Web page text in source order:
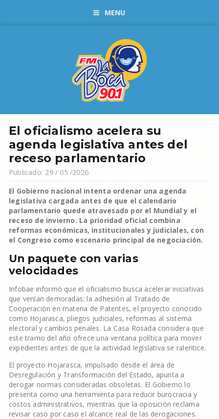
MENU
El oficialismo acelera su
agenda legislativa antes del
receso parlamentario
Publicado: 29 / 05 /2026
El Gobierno nacional intenta ordenar una agenda
legislativa cargada antes de que el calendario
parlamentario quede atravesado por el Mundial y el
receso de invierno. La prioridad oficial combina
reformas económicas, institucionales y judiciales, con
el Congreso como escenario principal de negociación.
Un paquete con varias
velocidades
Infobae informó que el oficialismo busca acelerar iniciativas
que venían demoradas: la adhesión al Tratado de
Cooperación en materia de Patentes, el proyecto conocido
como Hojarasca, pliegos judiciales, reformas al sistema
electoral y cambios penales. La Casa Rosada considera que
este tramo del año ofrece una ventana política para mover
expedientes antes de que la actividad legislativa se ralentice.
El proyecto Hojarasca, impulsado desde el área de
Desregulación y Transformación del Estado, apunta a
derogar normas consideradas obsoletas. El Gobierno lo
presenta como una herramienta para reducir burocracia y
costos administrativos, mientras que la oposición reclama
revisar caso por caso el alcance real de las derogaciones.